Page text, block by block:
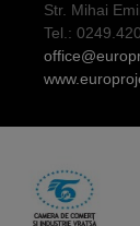
Str. Mihai
Tel.: